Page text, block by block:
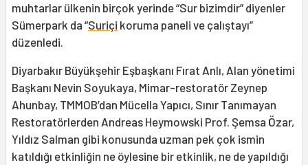
muhtarlar ülkenin birçok yerinde “Sur bizimdir” diyenler
Sümerpark da “Suriçi koruma paneli ve çalıştayı”
düzenledi.
Diyarbakır Büyükşehir Eşbaşkanı Fırat Anlı, Alan yönetimi
Başkanı Nevin Soyukaya, Mimar-restoratör Zeynep
Ahunbay, TMMOB’dan Mücella Yapıcı, Sınır Tanımayan
Restoratörlerden Andreas Heymowski Prof. Şemsa Özar,
Yıldız Salman gibi konusunda uzman pek çok ismin
katıldığı etkinliğin ne öylesine bir etkinlik, ne de yapıldığı